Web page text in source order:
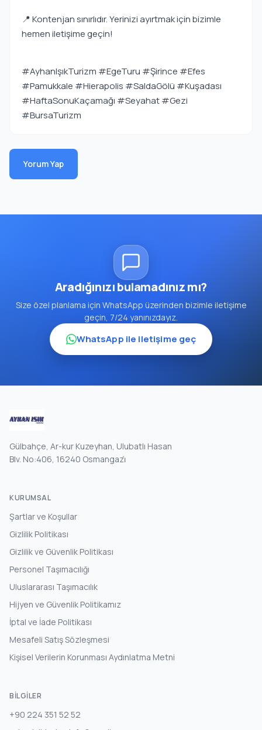
📍 Kontenjan sınırlıdır. Yerinizi ayırtmak için bizimle
hemen iletişime geçin!
#AyhanIşıkTurizm #EgeTuru #Şirince #Efes
#Pamukkale #Hierapolis #SaldaGölü #Kuşadası
#HaftaSonuKaçamağı #Seyahat #Gezi
#BursaTurizm
Yorum Yap
Aradığınızı bulamadınız mı?
Size özel planlama için WhatsApp üzerinden bizimle iletişime
geçin, 7/24 yanınızdayız.
WhatsApp ile iletişime geç
Gülbahçe, Ar-kur Kuzeyhan, Ulubatlı Hasan
Blv. No:406, 16240 Osmangazi̇
KURUMSAL
Şartlar ve Koşullar
Gizlilik Politikası
Gizlilik ve Güvenlik Politikası
Personel Taşımacılığı
Uluslararası Taşımacılık
Hijyen ve Güvenlik Politikamız
İptal ve İade Politikası
Mesafeli Satış Sözleşmesi
Kişisel Verilerin Korunması Aydınlatma Metni
BILGILER
+90 224 351 52 52